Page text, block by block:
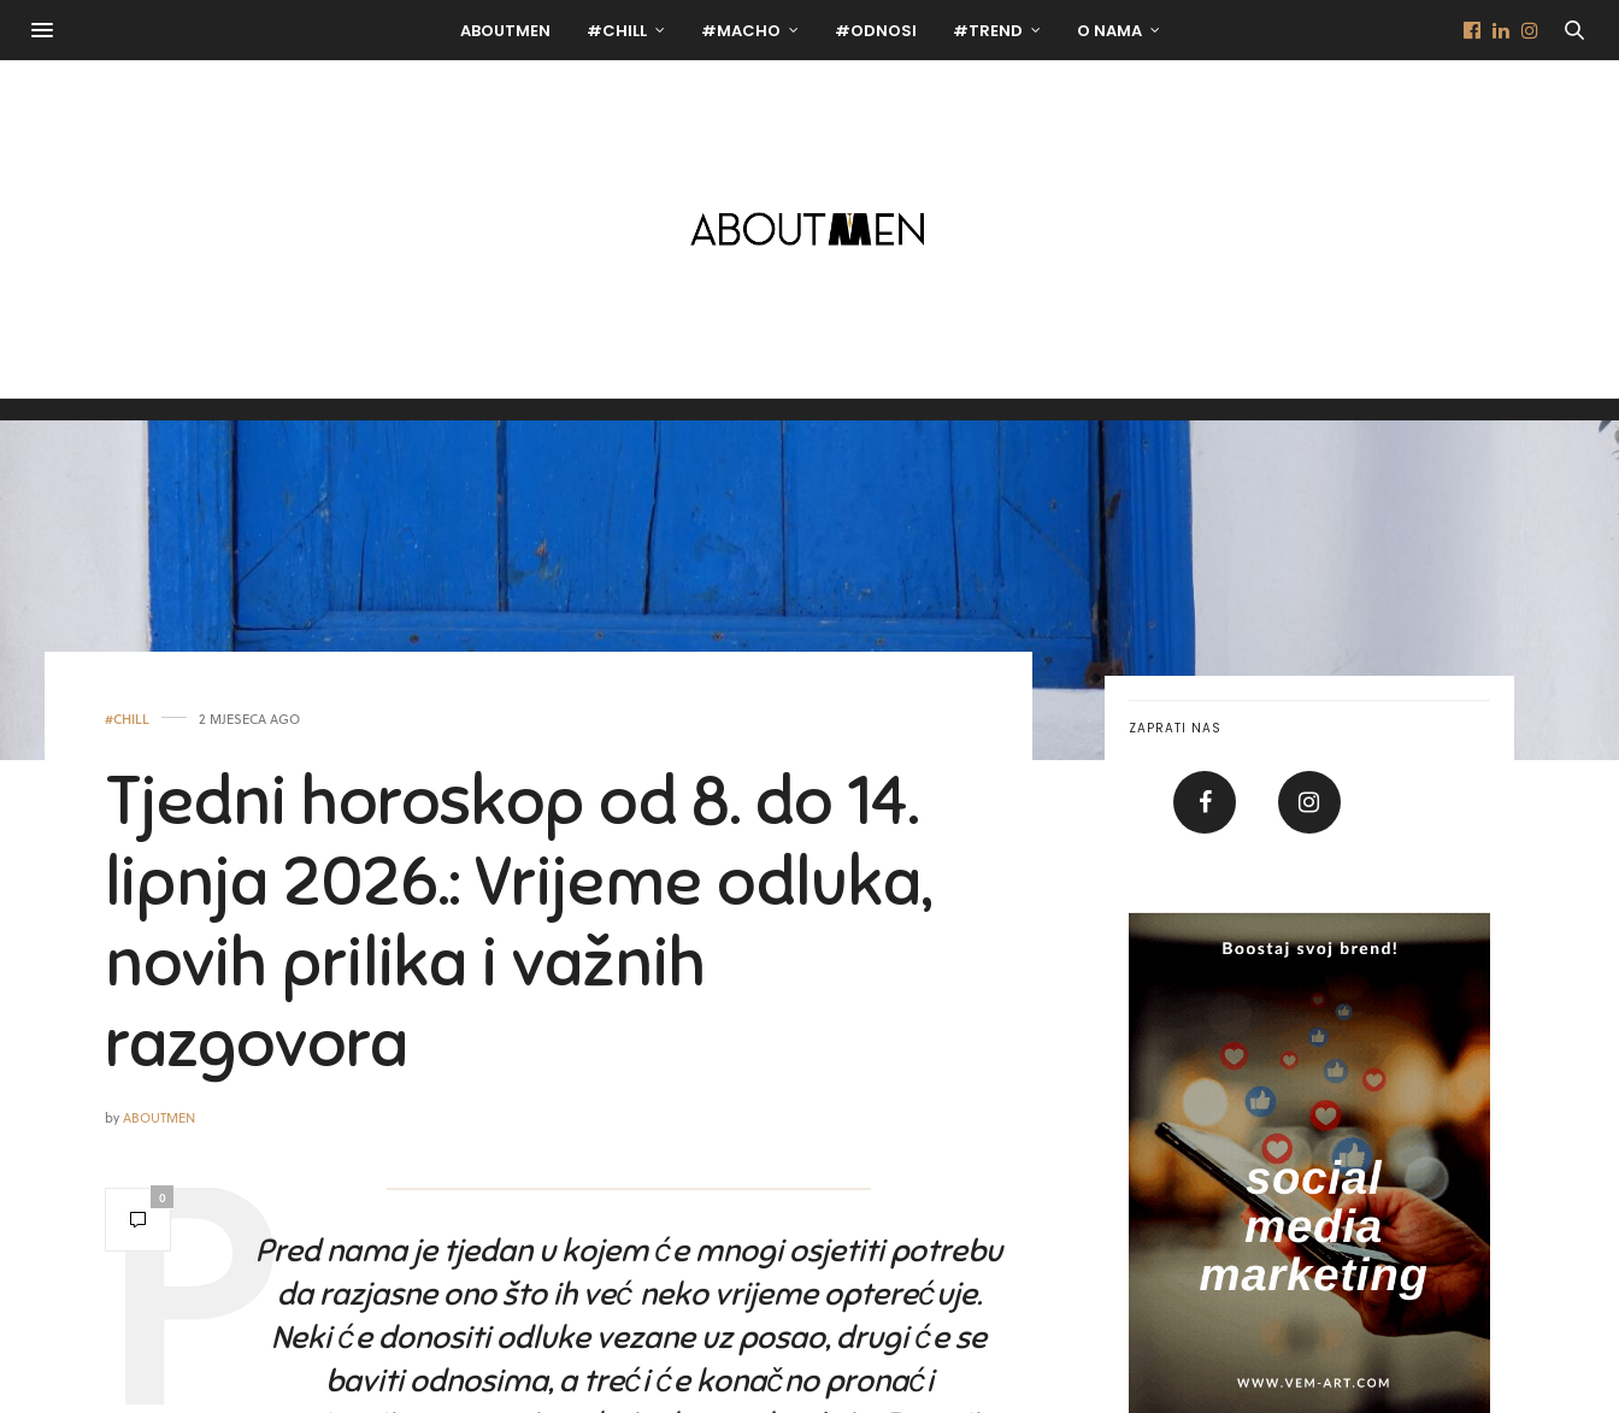
ABOUTMEN #CHILL #MACHO #ODNOSI #TREND O NAMA
#CHILL 2 MJESECA AGO
Tjedni horoskop od 8. do 14.
lipnja 2026.: Vrijeme odluka,
novih prilika i važnih
razgovora
byABOUTMEN
0
Pred nama je tjedan u kojem će mnogi osjetiti potrebu
da razjasne ono što ih već neko vrijeme opterećuje.
Neki će donositi odluke vezane uz posao, drugi će se
baviti odnosima, a treći će konačno pronaći
ZAPRATI NAS